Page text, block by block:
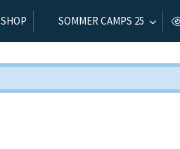
SHOP SOMMER CAMPS 25